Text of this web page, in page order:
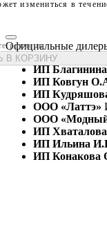
измениться в
размеры
В КОРЗИНУ
Официальные
ИП
ИП Ковгун
ИП
ООО «Латтэ»
ООО
ИП
ИП Ильина
ИП Конакова